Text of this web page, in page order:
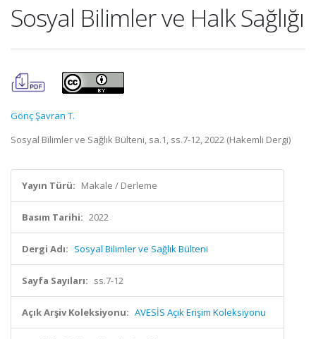
Sosyal Bilimler ve Halk Sağlığı
Gönç Şavran T.
Sosyal Bilimler ve Sağlık Bülteni, sa.1, ss.7-12, 2022 (Hakemli Dergi)
Yayın Türü: Makale / Derleme
Basım Tarihi: 2022
Dergi Adı: Sosyal Bilimler ve Sağlık Bülteni
Sayfa Sayıları: ss.7-12
Açık Arşiv Koleksiyonu: AVESİS Açık Erişim Koleksiyonu